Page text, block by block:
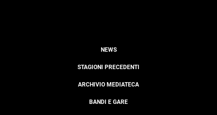
NEWS
STAGIONI PRECEDENTI
ARCHIVIO MEDIATECA
BANDI E GARE